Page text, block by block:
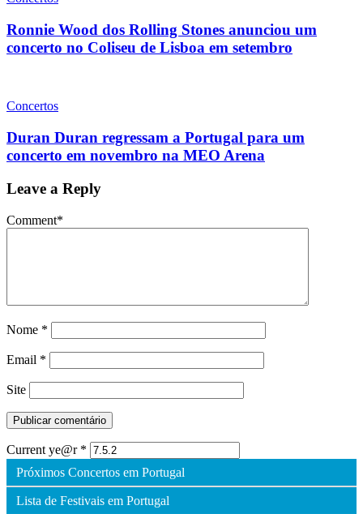
Ronnie Wood dos Rolling Stones anunciou um
concerto no Coliseu de Lisboa em setembro
Concertos
Duran Duran regressam a Portugal para um
concerto em novembro na MEO Arena
Leave a Reply
Comment*
Nome *
Email *
Site
Current ye@r *
Próximos Concertos em Portugal
Lista de Festivais em Portugal